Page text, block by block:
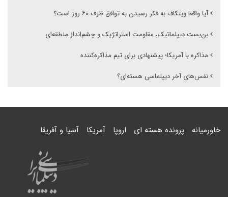
آیا واقعا ویتکاف به فکر رسیدن به توافق ظرف ۶۰ روز است؟
بن‌بست دیپلماتیک، مقاومت استراتژیک و چشم‌انداز منطقه‌ای
مذاکره با آمریکا؛ پیشنهادی برای تیم مذاکره‌کننده
نفس‌های آخر دیپلماسی هسته‌ای؟
خاورمیانه پرونده هسته ای اروپا آمریکا آسیا و آفریقا